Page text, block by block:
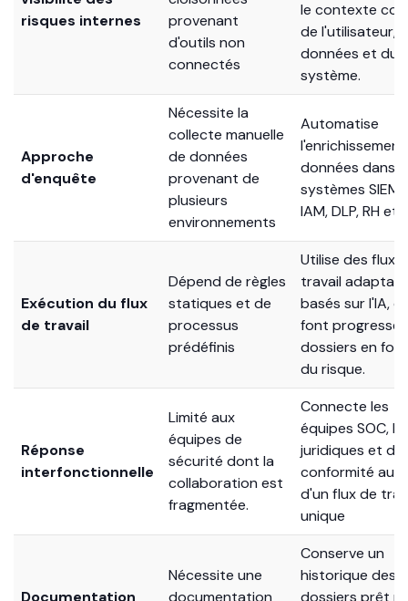
alertes
cloisonnées
provenant
de chaque cas
le contexte
de l'utilisateur,
données et du
Nécessite la
collecte manuelle
de données
provenant de
plusieurs
Automatise
données dans
Dépend de règles
statiques et de
prédéfinis
Utilise des flux
travail
basés sur l'IA,
font progresser
dossiers en
du risque.
Limité aux
équipes de
sécurité dont la
Connecte les
équipes SOC,
juridiques et de
conformité au
d'un flux de
unique
Conserve un